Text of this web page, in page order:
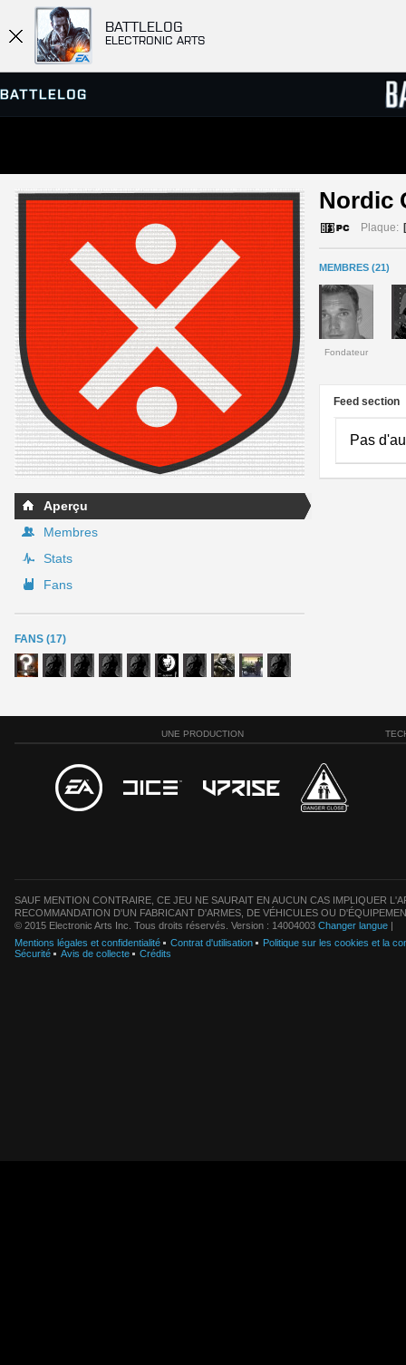
BATTLELOG
ELECTRONIC ARTS
SERVEURS
PARTIES
Aperçu
Membres
Stats
Fans
FANS (17)
Nordic
Plaque:
MEMBRES (21)
Fondateur
Feed section
Pas
UNE PRODUCTION
SAUF MENTION CONTRAIRE, CE JEU NE SAURAIT EN AUCUN CAS IMPLIQUER
RECOMMANDATION D'UN FABRICANT D'ARMES, DE VÉHICULES OU
© 2015 Electronic Arts Inc. Tous droits réservés. Version : 14004003 Changer langue |
Mentions légales et confidentialité
Contrat d'utilisation
Politique sur les cookies et la
Sécurité
Avis de collecte Crédits